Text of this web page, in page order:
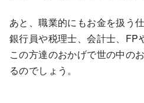
あと、職業的にもお金を扱う
銀行員や税理士、会計士、FP
この方達のおかげで世の中の
るのでしょう。